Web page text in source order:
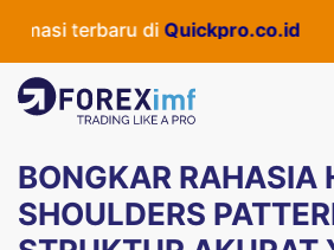
diQuickpro.co.id
BONGKAR RAHASIA
SHOULDERS